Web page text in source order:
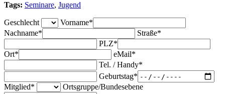
Tags: Seminare, Jugend
Geschlecht
Vorname*
Nachname*
Straße*
PLZ*
Ort*
eMail*
Tel. / Handy*
Geburtstag*
Mitglied*
Ortsgruppe/Bundesebene